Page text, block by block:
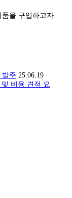
을 구입하고자
발주 25.06.19
비용 견적 요